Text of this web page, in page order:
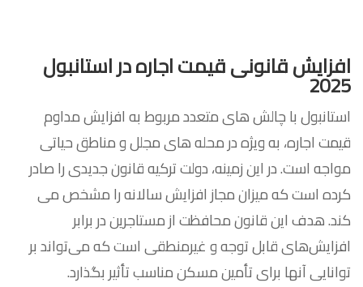
افزایش قانونی قیمت اجاره در استانبول
2025
استانبول با چالش های متعدد مربوط به افزایش مداوم
قیمت اجاره، به ویژه در محله های مجلل و مناطق حیاتی
مواجه است. در این زمینه، دولت ترکیه قانون جدیدی را صادر
کرده است که میزان مجاز افزایش سالانه را مشخص می
کند. هدف این قانون محافظت از مستاجرین در برابر
افزایش‌های قابل توجه و غیرمنطقی است که می‌تواند بر
توانایی آنها برای تأمین مسکن مناسب تأثیر بگذارد.